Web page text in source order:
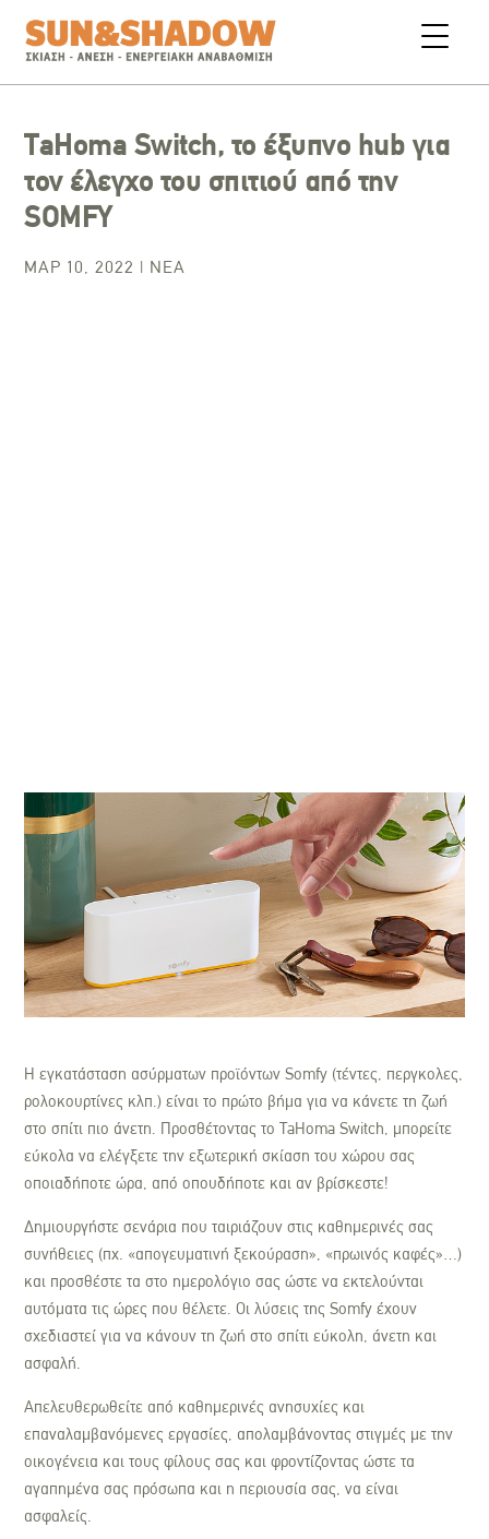
TaHoma Switch, το έξυπνο hub για
τον έλεγχο του σπιτιού από την
SOMFY
ΜΑΡ 10, 2022 | ΝΈΑ
Η εγκατάσταση ασύρματων προϊόντων Somfy (τέντες, περγκολες,
ρολοκουρτίνες κλπ.) είναι το πρώτο βήμα για να κάνετε τη ζωή
στο σπίτι πιο άνετη. Προσθέτοντας το TaHoma Switch, μπορείτε
εύκολα να ελέγξετε την εξωτερική σκίαση του χώρου σας
οποιαδήποτε ώρα, από οπουδήποτε και αν βρίσκεστε!
Δημιουργήστε σενάρια που ταιριάζουν στις καθημερινές σας
συνήθειες (πχ. «απογευματινή ξεκούραση», «πρωινός καφές»…)
και προσθέστε τα στο ημερολόγιο σας ώστε να εκτελούνται
αυτόματα τις ώρες που θέλετε. Οι λύσεις της Somfy έχουν
σχεδιαστεί για να κάνουν τη ζωή στο σπίτι εύκολη, άνετη και
ασφαλή.
Απελευθερωθείτε από καθημερινές ανησυχίες και
επαναλαμβανόμενες εργασίες, απολαμβάνοντας στιγμές με την
οικογένεια και τους φίλους σας και φροντίζοντας ώστε τα
αγαπημένα σας πρόσωπα και η περιουσία σας, να είναι
ασφαλείς.